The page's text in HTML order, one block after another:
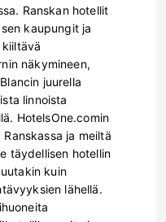
Ranskan hotellit
kaupungit ja
näkymineen,
juurella
linnoista
HotelsOne.comin
ja meiltä
täydellisen hotellin
kuin
lähellä.